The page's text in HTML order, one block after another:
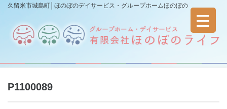
久留米市城島町│ほのぼのデイサービス・グループホームほのぼの
P1100089